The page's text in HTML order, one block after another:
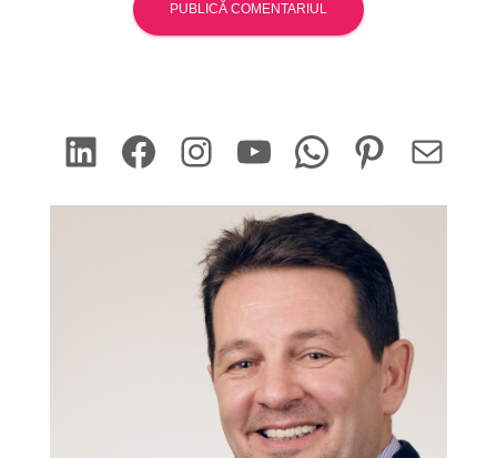
LinkedIn Facebook Instagram YouTube WhatsApp Pinterest Mail